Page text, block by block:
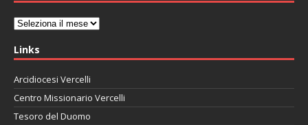
Archivi
Links
Arcidiocesi Vercelli
Centro Missionario Vercelli
Tesoro del Duomo